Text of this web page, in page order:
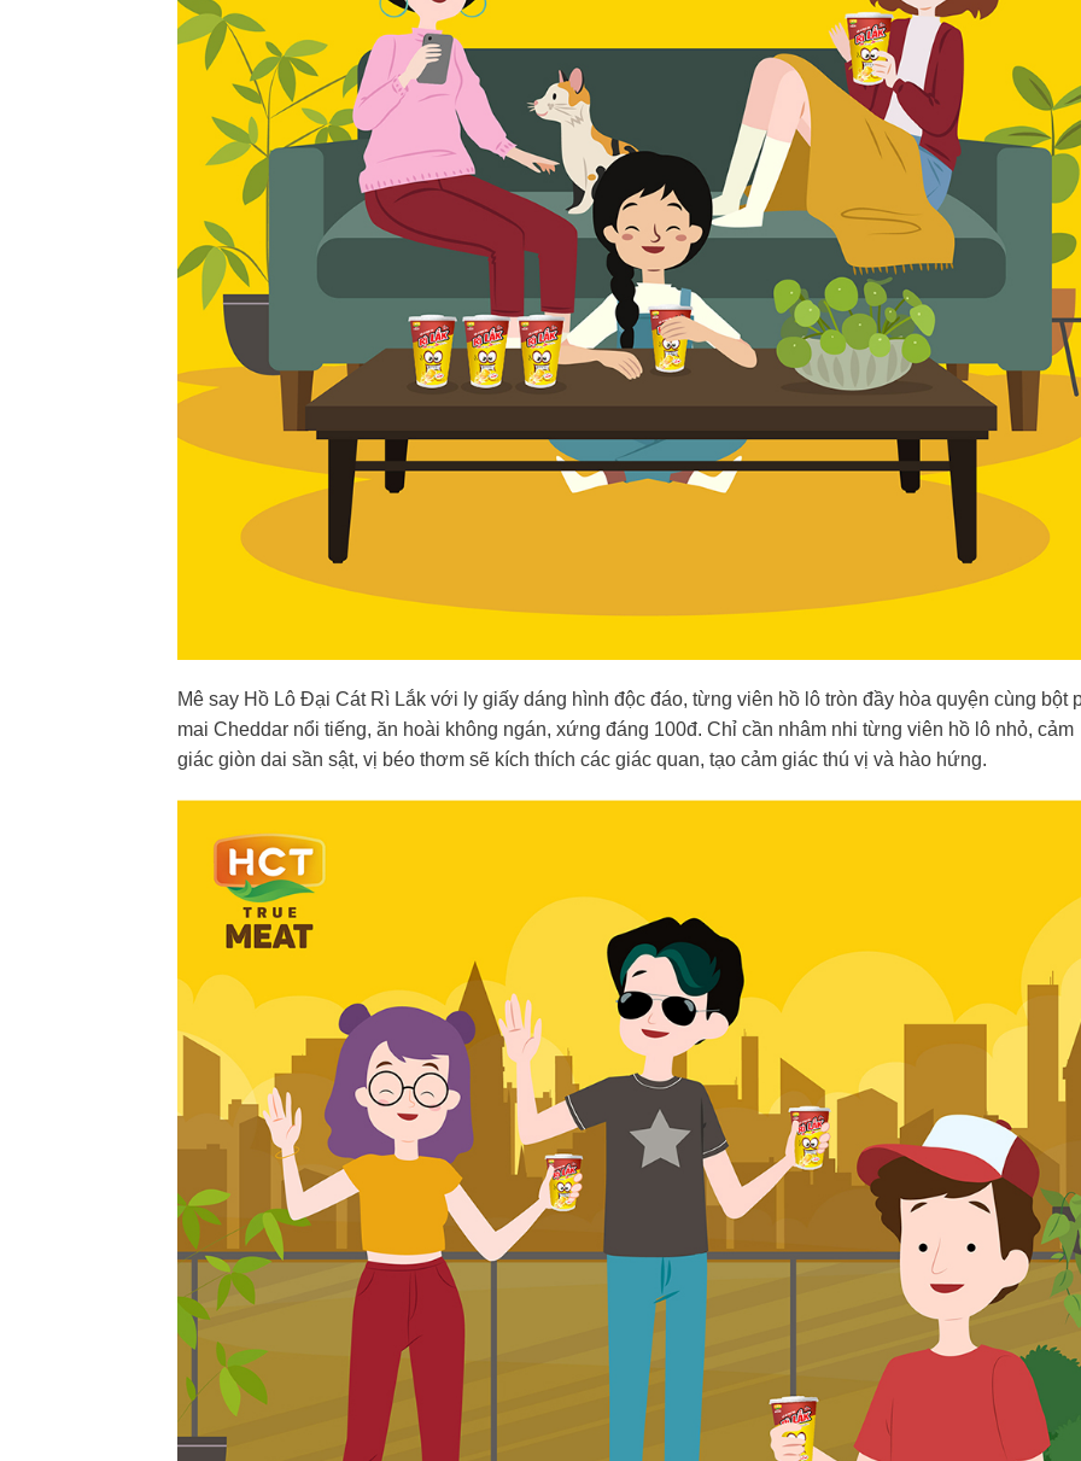
Mê say Hồ Lô Đại Cát Rì Lắk với ly giấy dáng hình độc đáo, từng viên hồ lô tròn đầy hòa quyện cùng bột
mai Cheddar nổi tiếng, ăn hoài không ngán, xứng đáng 100đ. Chỉ cần nhâm nhi từng viên hồ lô nhỏ, cảm
giác giòn dai sần sật, vị béo thơm sẽ kích thích các giác quan, tạo cảm giác thú vị và hào hứng.